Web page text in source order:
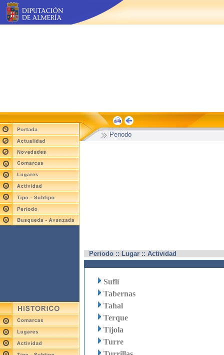
Periodo
Periodo :: Lugar :: Actividad
Suflí
Tabernas
Tahal
Terque
Tíjola
Turre